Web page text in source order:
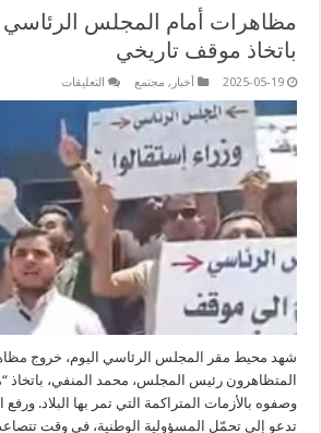
مظاهرات أمام المجلس
باتخاذ موقف تاريخي
2025-05-19 أخبار , مجتمع التعليقات
باتخاذ
تاريخي
مغلقة
شهد محيط مقر المجلس الرئاسي اليوم، خروج
المتظاهرون رئيس المجلس، محمد المنفي، باتخاذ
وصفوه بالأزمات المتراكمة التي تمر بها البلاد.
تدعو إلى تحمّل المسؤولية الوطنية، في وقت